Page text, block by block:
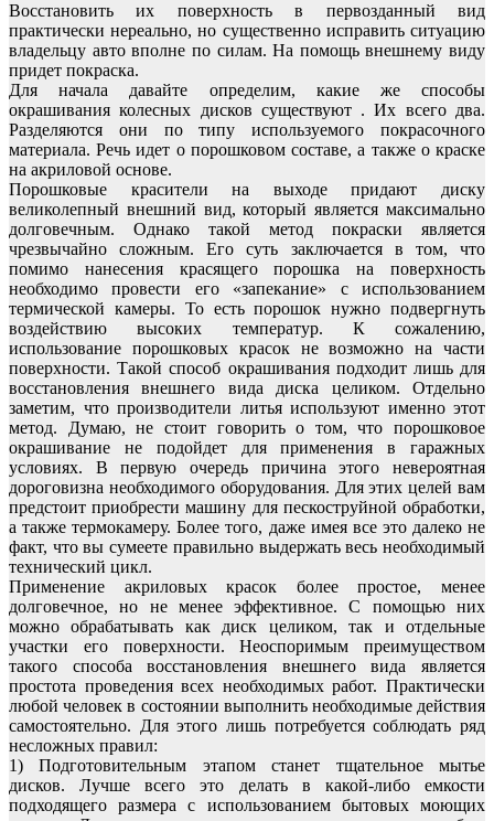
Восстановить их поверхность в первозданный вид
практически нереально, но существенно исправить ситуацию
владельцу авто вполне по силам. На помощь внешнему виду
придет покраска.
Для начала давайте определим, какие же способы
окрашивания колесных дисков существуют . Их всего два.
Разделяются они по типу используемого покрасочного
материала. Речь идет о порошковом составе, а также о краске
на акриловой основе.
Порошковые красители на выходе придают диску
великолепный внешний вид, который является максимально
долговечным. Однако такой метод покраски является
чрезвычайно сложным. Его суть заключается в том, что
помимо нанесения красящего порошка на поверхность
необходимо провести его «запекание» с использованием
термической камеры. То есть порошок нужно подвергнуть
воздействию высоких температур. К сожалению,
использование порошковых красок не возможно на части
поверхности. Такой способ окрашивания подходит лишь для
восстановления внешнего вида диска целиком. Отдельно
заметим, что производители литья используют именно этот
метод. Думаю, не стоит говорить о том, что порошковое
окрашивание не подойдет для применения в гаражных
условиях. В первую очередь причина этого невероятная
дороговизна необходимого оборудования. Для этих целей вам
предстоит приобрести машину для пескоструйной обработки,
а также термокамеру. Более того, даже имея все это далеко не
факт, что вы сумеете правильно выдержать весь необходимый
технический цикл.
Применение акриловых красок более простое, менее
долговечное, но не менее эффективное. С помощью них
можно обрабатывать как диск целиком, так и отдельные
участки его поверхности. Неоспоримым преимуществом
такого способа восстановления внешнего вида является
простота проведения всех необходимых работ. Практически
любой человек в состоянии выполнить необходимые действия
самостоятельно. Для этого лишь потребуется соблюдать ряд
несложных правил:
1) Подготовительным этапом станет тщательное мытье
дисков. Лучше всего это делать в какой-либо емкости
подходящего размера с использованием бытовых моющих